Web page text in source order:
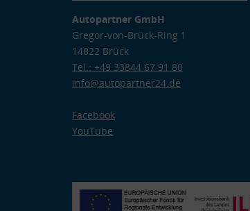
Autopartner GmbH
Gregor-von-Brück-Ring 1
14822 Brück
Tel.: +49 33844 67 91 80
info@autopartner24.de
Facebook
YouTube